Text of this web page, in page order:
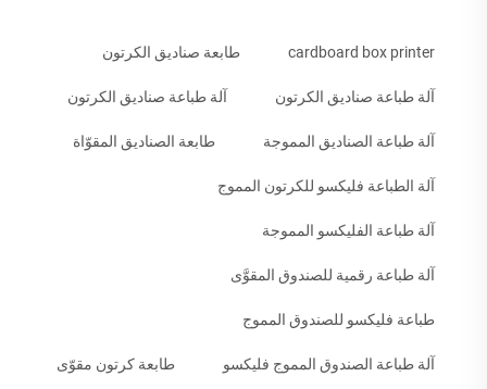
cardboard box printer طابعة صناديق الكرتون
آلة طباعة صناديق الكرتون آلة طباعة صناديق الكرتون
آلة طباعة الصناديق المموجة طابعة الصناديق المقوّاة
آلة الطباعة فليكسو للكرتون المموج
آلة طباعة الفليكسو المموجة
آلة طباعة رقمية للصندوق المقوَّى
طباعة فليكسو للصندوق المموج
آلة طباعة الصندوق المموج فليكسو طابعة كرتون مقوّى